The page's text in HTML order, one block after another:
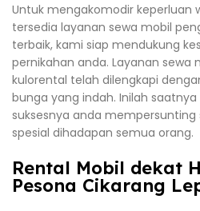
Untuk mengakomodir keperluan
tersedia layanan sewa mobil
terbaik, kami siap mendukung
pernikahan anda. Layanan sewa
kulorental telah dilengkapi
bunga yang indah. Inilah
suksesnya anda
spesial dihadapan semua orang.
Rental Mobil dekat
Pesona Cikarang